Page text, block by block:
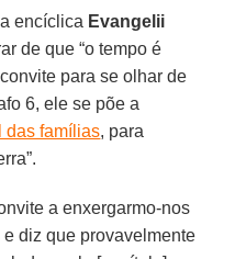
encíclica Evangelii
de que “o tempo é
para se olhar de
6, ele se põe a
das famílias, para
a enxergarmo-nos
diz que provavelmente